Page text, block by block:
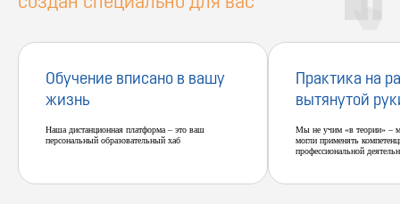
Обучение вписано в вашу
жизнь
Наша дистанционная платформа – это ваш
персональный образовательный хаб
Практика на
вытянутой
Мы не учим «в теории» –
могли применять
профессиональной